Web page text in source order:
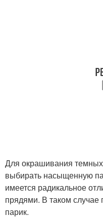
Для окрашивания
выбирать насыщенную
имеется радикальное
прядями. В таком случае
парик.